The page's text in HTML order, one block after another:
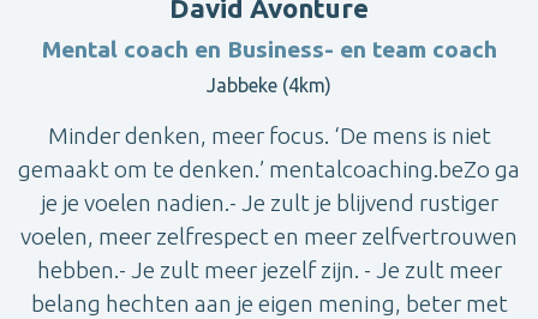
David Avonture
Mental coach en Business- en team coach
Jabbeke (4km)
Minder denken, meer focus. ‘De mens is niet
gemaakt om te denken.’ mentalcoaching.beZo ga
je je voelen nadien.- Je zult je blijvend rustiger
voelen, meer zelfrespect en meer zelfvertrouwen
hebben.- Je zult meer jezelf zijn. - Je zult meer
belang hechten aan je eigen mening, beter met